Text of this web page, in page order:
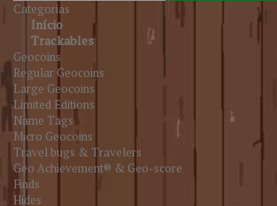
Categorias
Início
Trackables
Geocoins
Regular Geocoins
Large Geocoins
Limited Editions
Name Tags
Micro Geocoins
Travel bugs & Travelers
Geo Achievement® & Geo-score
Finds
Hides